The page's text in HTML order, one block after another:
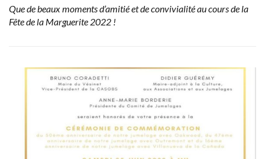
Que de beaux moments d’amitié et de convivialité au cours de la
Fête de la Marguerite 2022 !